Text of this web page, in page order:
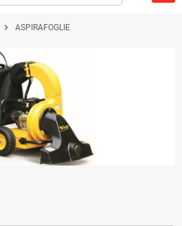
chevron_right ASPIRAFOGLIE